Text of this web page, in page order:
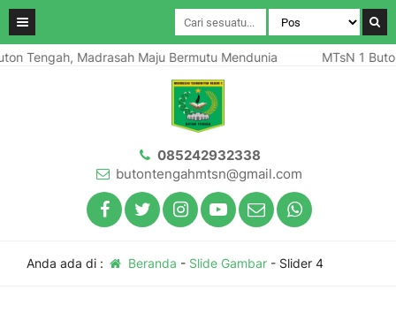
Tengah, Madrasah Maju Bermutu Mendunia MTsN 1
085242932338
butontengahmtsn@gmail.com
Anda ada di : Beranda - Slide Gambar- Slider 4